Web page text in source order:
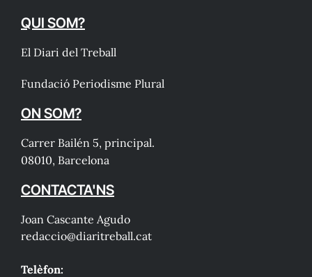
QUI SOM?
El Diari del Treball
Fundació Periodisme Plural
ON SOM?
Carrer Bailén 5, principal.
08010, Barcelona
CONTACTA'NS
Joan Cascante Agudo
redaccio@diaritreball.cat
Telèfon: